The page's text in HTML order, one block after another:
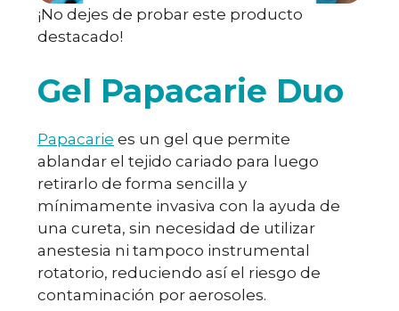
¡No dejes de probar este producto
destacado!
Gel Papacarie Duo
Papacarie es un gel que permite
ablandar el tejido cariado para luego
retirarlo de forma sencilla y
mínimamente invasiva con la ayuda de
una cureta, sin necesidad de utilizar
anestesia ni tampoco instrumental
rotatorio, reduciendo así el riesgo de
contaminación por aerosoles.